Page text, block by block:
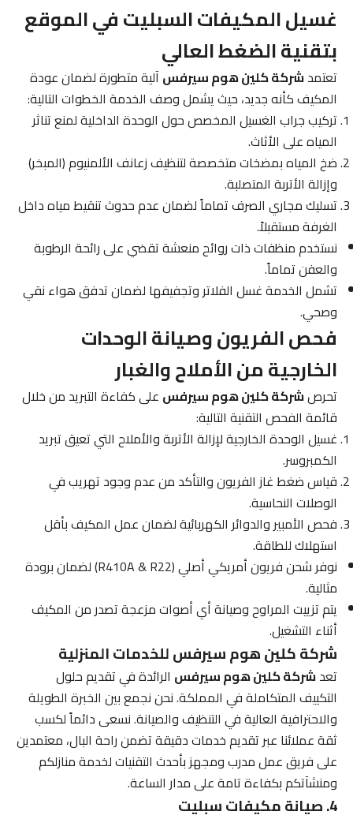
غسيل المكيفات السبليت في الموقع
بتقنية الضغط العالي
تعتمدشركة كلين هوم سيرفسآلية متطورة لضمان عودة
المكيف كأنه جديد، حيث يشمل وصف الخدمة الخطوات التالية:
تركيب جراب الغسيل المخصص حول الوحدة الداخلية لمنع تناثر
المياه على الأثاث.
ضخ المياه بمضخات متخصصة لتنظيف زعانف الألمنيوم (المبخر)
وإزالة الأتربة المتصلبة.
تسليك مجاري الصرف تماماً لضمان عدم حدوث تنقيط مياه داخل
الغرفة مستقبلاً.
نستخدم منظفات ذات روائح منعشة تقضي على رائحة الرطوبة
والعفن تماماً.
تشمل الخدمة غسل الفلاتر وتجفيفها لضمان تدفق هواء نقي
وصحي.
فحص الفريون وصيانة الوحدات
الخارجية من الأملاح والغبار
تحرصشركة كلين هوم سيرفسعلى كفاءة التبريد من خلال
قائمة الفحص التقنية التالية:
غسيل الوحدة الخارجية لإزالة الأتربة والأملاح التي تعيق تبريد
الكمبروسر.
قياس ضغط غاز الفريون والتأكد من عدم وجود تهريب في
الوصلات النحاسية.
فحص الأمبير والدوائر الكهربائية لضمان عمل المكيف بأقل
استهلاك للطاقة.
نوفر شحن فريون أمريكي أصلي (R410A & R22) لضمان برودة
مثالية.
يتم تزييت المراوح وصيانة أي أصوات مزعجة تصدر من المكيف
أثناء التشغيل.
شركة كلين هوم سيرفس للخدمات المنزلية
تعدشركة كلين هوم سيرفسالرائدة في تقديم حلول
التكييف المتكاملة في المملكة. نحن نجمع بين الخبرة الطويلة
والاحترافية العالية في التنظيف والصيانة. نسعى دائماً لكسب
ثقة عملائنا عبر تقديم خدمات دقيقة تضمن راحة البال، معتمدين
على فريق عمل مدرب ومجهز بأحدث التقنيات لخدمة منازلكم
ومنشآتكم بكفاءة تامة على مدار الساعة.